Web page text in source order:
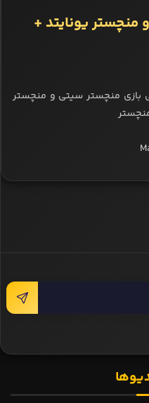
یونایتد +
منچستر سیتی و منچستر